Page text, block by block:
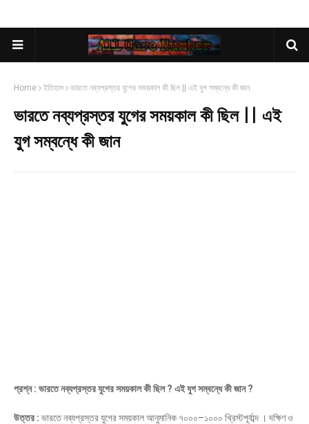
Home ইতিহাস ভারতে নব্যপ্রস্তর যুগের সময়কাল কী ছিল || এই যুগ সম্বন্ধে কী জান
ভারতে নব্যপ্রস্তর যুগের সময়কাল কী ছিল || এই
যুগ সম্বন্ধে কী জান
প্রশ্ন : ভারতে নব্যপ্রস্তর যুগের সময়কাল কী ছিল ? এই যুগ সম্বন্ধে কী জান ?
উত্তর : ভারতে নব্যপ্রস্তর যুগের সময়কাল আনুমানিক ৭০০০–১০০০ খ্রিস্টপূর্বাব্দ । দক্ষিণ ও